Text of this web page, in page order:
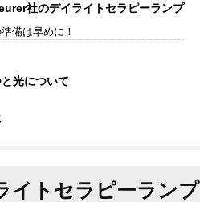
社のデイライトセラピーランプ
備は早めに！
光について
イトセラピーランプ